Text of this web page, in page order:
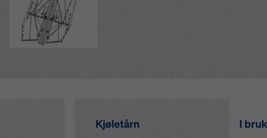
Kjøletårn I bruk